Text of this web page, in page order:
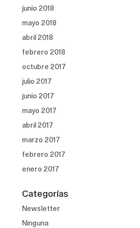
junio 2018
mayo 2018
abril 2018
febrero 2018
octubre 2017
julio 2017
junio 2017
mayo 2017
abril 2017
marzo 2017
febrero 2017
enero 2017
Categorías
Newsletter
Ninguna